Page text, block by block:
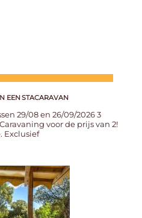
EEN STACARAVAN
29/08 en 26/09/2026 3
voor de prijs van 2!
Exclusief